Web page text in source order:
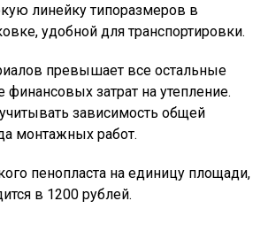
линейку типоразмеров в
удобной для транспортировки.
превышает все остальные
затрат на утепление.
зависимость общей
монтажных работ.
пенопласта на единицу площади,
в 1200 рублей.